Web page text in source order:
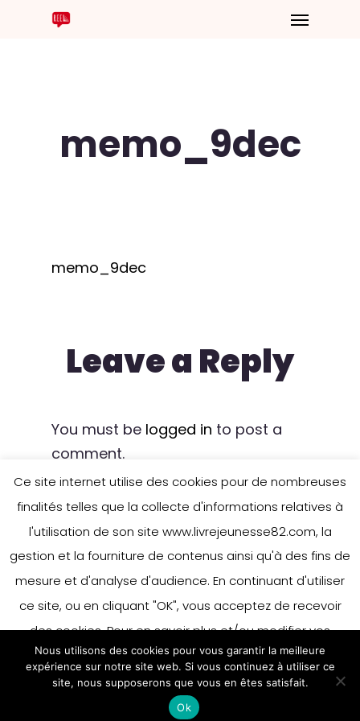
memo_9dec
memo_9dec
Leave a Reply
You must be logged in to post a
comment.
Ce site internet utilise des cookies pour de nombreuses
finalités telles que la collecte d'informations relatives à
l'utilisation de son site www.livrejeunesse82.com, la
gestion et la fourniture de contenus ainsi qu'à des fins de
mesure et d'analyse d'audience. En continuant d'utiliser
ce site, ou en cliquant "OK", vous acceptez de recevoir
des cookies. Pour en savoir plus et/ou modifier vos
préférences en matière de cookies, merci de vous référer
à notre politique sur les cookies.
Accepter
En savoir plus
Nous utilisons des cookies pour vous garantir la meilleure
expérience sur notre site web. Si vous continuez à utiliser ce
site, nous supposerons que vous en êtes satisfait.
Ok